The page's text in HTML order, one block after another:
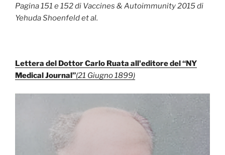
Pagina 151 e 152 di Vaccines & Autoimmunity 2015 di
Yehuda Shoenfeld et al.
Lettera del Dottor Carlo Ruata all'editore del “NY
Medical Journal”(21 Giugno 1899)